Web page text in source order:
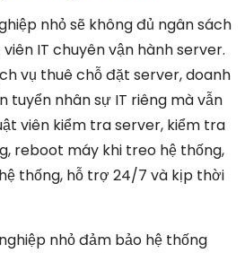
nhỏ sẽ không đủ ngân sách
IT chuyên vận hành server.
vụ thuê chỗ đặt server, doanh
tuyển nhân sự IT riêng mà vẫn
viên kiểm tra server, kiểm tra
reboot máy khi treo hệ thống,
thống, hỗ trợ 24/7 và kịp thời
nhỏ đảm bảo hệ thống